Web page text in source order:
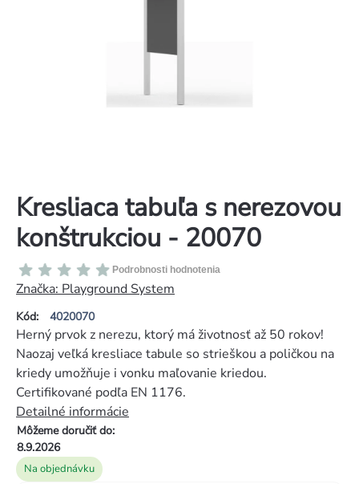
Kresliaca tabuľa s nerezovou
konštrukciou - 20070
Kód: 4020070
Priemerné
hodnotenie
produktu
je
0,0
z
5
hviezdičiek.
Podrobnosti hodnotenia
Značka: Playground System
Na objednávku
Môžeme doručiť do:
8.9.2026
Herný prvok z nerezu, ktorý má životnosť až 50 rokov!
Naozaj veľká kresliace tabule so strieškou a poličkou na
kriedy umožňuje i vonku maľovanie kriedou.
Certifikované podľa EN 1176.
Detailné informácie